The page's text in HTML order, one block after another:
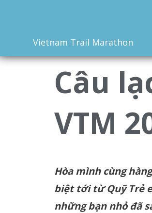
Vietnam Trail Marathon
Câu
VTM
Hòamình cùng hàng
biệt tới từ Quỹ Trẻ
những bạn nhỏ đã